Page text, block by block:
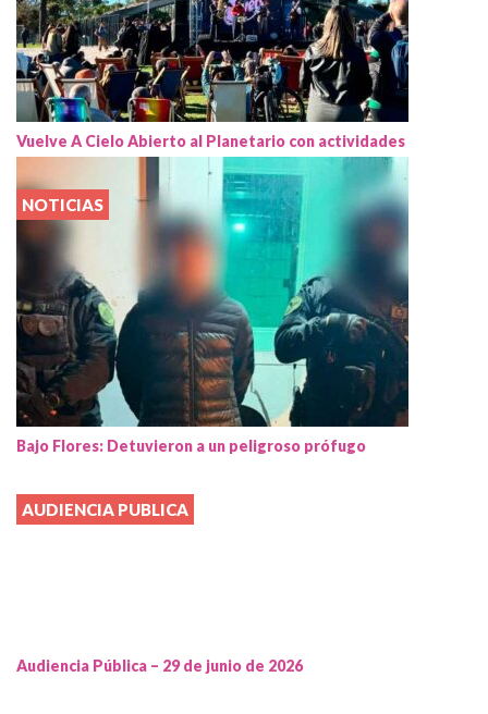
Vuelve A Cielo Abierto al Planetario con actividades
NOTICIAS
Bajo Flores: Detuvieron a un peligroso prófugo
AUDIENCIA PUBLICA
Audiencia Pública – 29 de junio de 2026